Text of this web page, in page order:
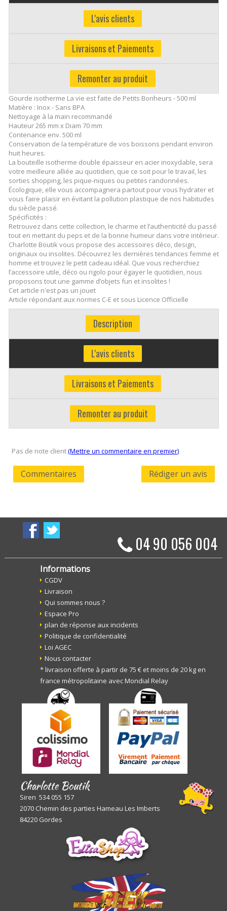
L'avis clients
Livraisons et Paiements
Remonter au produit
Gourde isotherme La vie est faite de Petits Bonheurs - 500 ml
Matière : Inox - Sans BPA
Nettoyage à la main recommandé
Hauteur 265 mm x Diam 70 mm
Contenance env. 500 ml
Conservation de la température de vos boissons pendant environ
huit heures.
La bouteille isotherme double épaisseur en acier inoxydable, sera
votre meilleure alliée au quotidien, que ce soit pour le travail, les
sorties shopping, les pique-niques ou petites randonnées.
Écologique, elle vous accompagnera partout pour vous hydrater et
vous faire plaisir en évitant la pollution plastique de nos habitudes
du siècle passé.
Spécificités :
Retrouvez dans cette collection, le charme et l’authenticité du passé
tout en mettant du peps et de la bonne humeur dans votre intérieur.
Charlotte Boutik vous propose des accessoires déco, design,
originaux ou insolites. Découvrez les dernières tendances femme et
homme et trouvez le petit cadeau idéal. Que vous recherchiez
l’accessoire utile, déco ou rigolo pour égayer le quotidien, nous
proposons tout une gamme d’objets fun et insolites !
Cet article n'est pas un jouet
Article répondant aux normes C-E et sous Licence Officielle
Description
L'avis clients
Livraisons et Paiements
Remonter au produit
Pas de note client(Mettre un commentaire en premier)
Commentaires Rédiger un avis
04 90 056 004
Informations
CGDV
Livraison
Qui sommes nous ?
Espace Pro
plan de réponse aux incidents
Politique de confidentialité
Loi AGEC
Nous contacter
* livraison offerte à partir de 75 € et moins de 20 kg en
france métropolitaine avec Mondial Relay
Charlotte Boutik
Siren 534 055 157
2070 Chemin des parties Hameau Les Imberts
84220 Gordes